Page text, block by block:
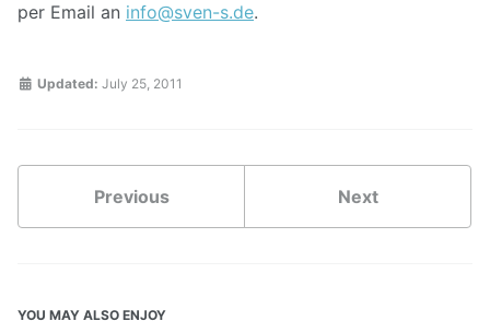
per Email an info@sven-s.de.
Updated: July 25, 2011
Previous Next
YOU MAY ALSO ENJOY